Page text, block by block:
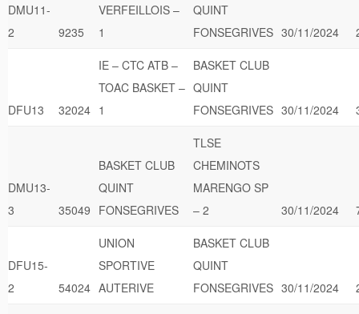
DMU11-
2
9235
VERFEILLOIS –
1
QUINT
FONSEGRIVES 30/11/2024
DFU13 32024
IE – CTC ATB –
TOAC BASKET –
1
BASKET CLUB
QUINT
FONSEGRIVES 30/11/2024
DMU13-
3
35049
BASKET CLUB
QUINT
FONSEGRIVES
TLSE
CHEMINOTS
MARENGO SP
– 2
30/11/2024
DFU15-
2
54024
UNION
SPORTIVE
AUTERIVE
BASKET CLUB
QUINT
FONSEGRIVES 30/11/2024